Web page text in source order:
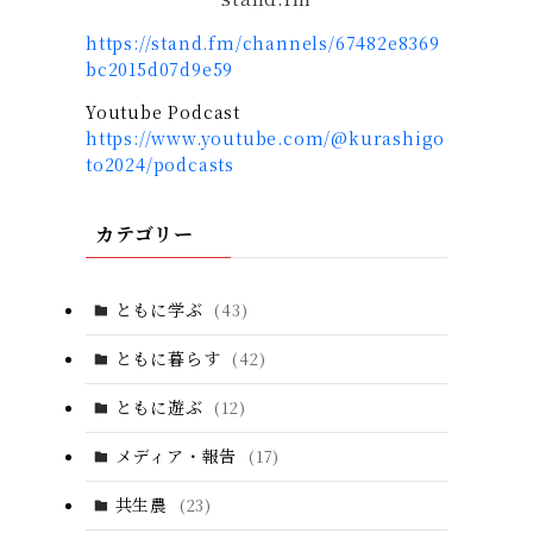
https://stand.fm/channels/67482e8369
bc2015d07d9e59
Youtube Podcast
https://www.youtube.com/@kurashigo
to2024/podcasts
カテゴリー
ともに学ぶ (43)
ともに暮らす (42)
ともに遊ぶ (12)
メディア・報告 (17)
共生農 (23)